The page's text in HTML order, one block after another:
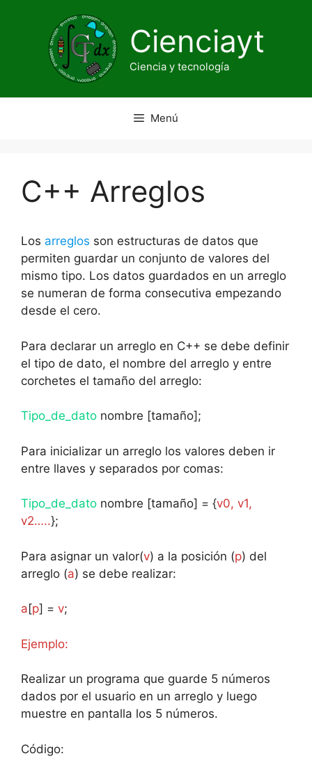
contenido
Cienciayt
Ciencia y tecnología
Menú
C++ Arreglos
Los arreglos son estructuras de datos que
permiten guardar un conjunto de valores del
mismo tipo. Los datos guardados en un arreglo
se numeran de forma consecutiva empezando
desde el cero.
Para declarar un arreglo en C++ se debe definir
el tipo de dato, el nombre del arreglo y entre
corchetes el tamaño del arreglo:
Tipo_de_dato nombre [tamaño];
Para inicializar un arreglo los valores deben ir
entre llaves y separados por comas:
Tipo_de_dato nombre [tamaño] = {v0, v1,
v2…..};
Para asignar un valor(v) a la posición (p) del
arreglo (a) se debe realizar:
a [p] = v;
Ejemplo:
Realizar un programa que guarde 5 números
dados por el usuario en un arreglo y luego
muestre en pantalla los 5 números.
Código: